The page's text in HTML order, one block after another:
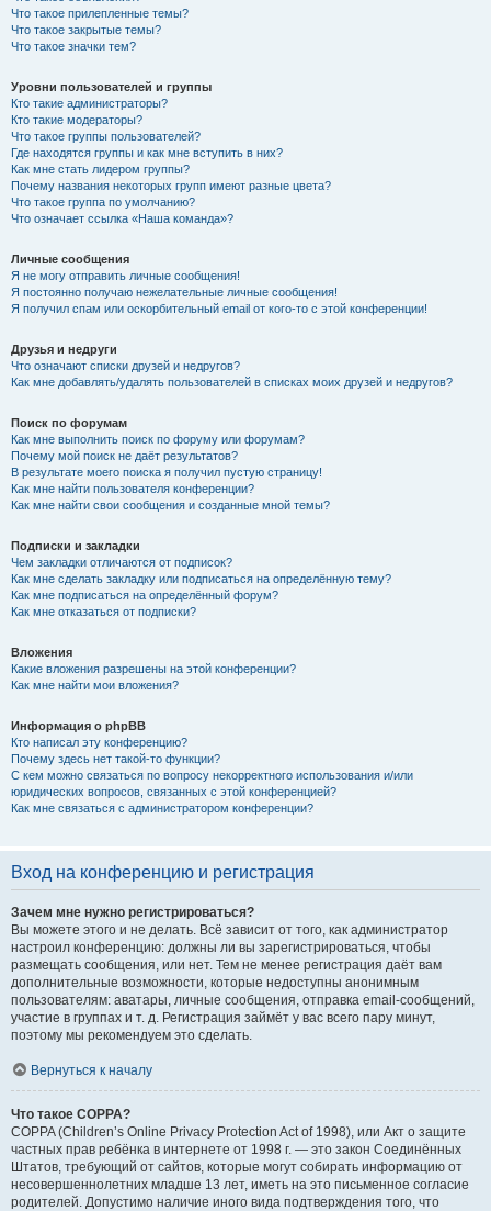
Что такое прилепленные темы?
Что такое закрытые темы?
Что такое значки тем?
Уровни пользователей и группы
Кто такие администраторы?
Кто такие модераторы?
Что такое группы пользователей?
Где находятся группы и как мне вступить в них?
Как мне стать лидером группы?
Почему названия некоторых групп имеют разные цвета?
Что такое группа по умолчанию?
Что означает ссылка «Наша команда»?
Личные сообщения
Я не могу отправить личные сообщения!
Я постоянно получаю нежелательные личные сообщения!
Я получил спам или оскорбительный email от кого-то с этой конференции!
Друзья и недруги
Что означают списки друзей и недругов?
Как мне добавлять/удалять пользователей в списках моих друзей и недругов?
Поиск по форумам
Как мне выполнить поиск по форуму или форумам?
Почему мой поиск не даёт результатов?
В результате моего поиска я получил пустую страницу!
Как мне найти пользователя конференции?
Как мне найти свои сообщения и созданные мной темы?
Подписки и закладки
Чем закладки отличаются от подписок?
Как мне сделать закладку или подписаться на определённую тему?
Как мне подписаться на определённый форум?
Как мне отказаться от подписки?
Вложения
Какие вложения разрешены на этой конференции?
Как мне найти мои вложения?
Информация о phpBB
Кто написал эту конференцию?
Почему здесь нет такой-то функции?
С кем можно связаться по вопросу некорректного использования и/или
юридических вопросов, связанных с этой конференцией?
Как мне связаться с администратором конференции?
Вход на конференцию и регистрация
Зачем мне нужно регистрироваться?
Вы можете этого и не делать. Всё зависит от того, как администратор
настроил конференцию: должны ли вы зарегистрироваться, чтобы
размещать сообщения, или нет. Тем не менее регистрация даёт вам
дополнительные возможности, которые недоступны анонимным
пользователям: аватары, личные сообщения, отправка email-сообщений,
участие в группах и т. д. Регистрация займёт у вас всего пару минут,
поэтому мы рекомендуем это сделать.
Вернуться к началу
Что такое COPPA?
COPPA (Children’s Online Privacy Protection Act of 1998), или Акт о защите
частных прав ребёнка в интернете от 1998 г. — это закон Соединённых
Штатов, требующий от сайтов, которые могут собирать информацию от
несовершеннолетних младше 13 лет, иметь на это письменное согласие
родителей. Допустимо наличие иного вида подтверждения того, что